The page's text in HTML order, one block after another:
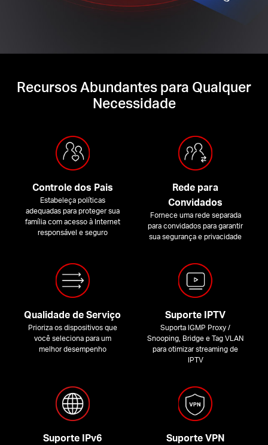
Recursos Abundantes para Qualquer
Necessidade
Controle dos Pais
Estabeleça políticas
adequadas para proteger sua
família com acesso à Internet
responsável e seguro
Rede para
Convidados
Fornece uma rede separada
para convidados para garantir
sua segurança e privacidade
Qualidade de Serviço
Prioriza os dispositivos que
você seleciona para um
melhor desempenho
Suporte IPTV
Suporta IGMP Proxy /
Snooping, Bridge e Tag VLAN
para otimizar streaming de
IPTV
Suporte IPv6 Suporte VPN